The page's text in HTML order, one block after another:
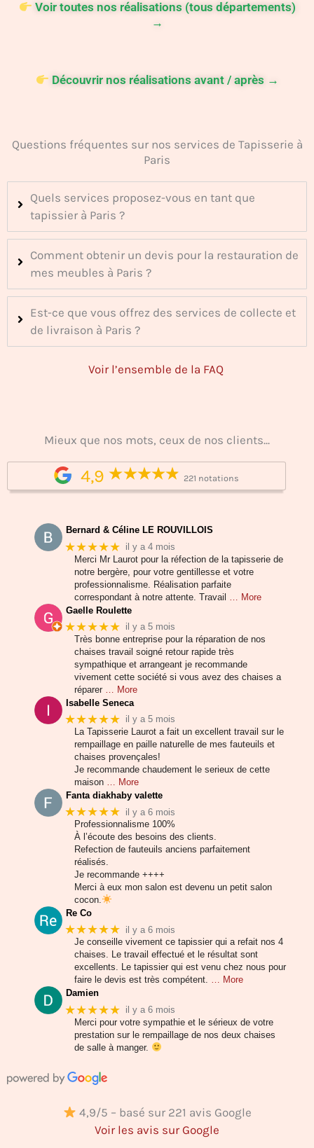
Voir toutes nos réalisations (tous départements)
→
Découvrir nos réalisations avant / après →
Questions fréquentes sur nos services de Tapisserie à
Paris
Quels services proposez-vous en tant que
tapissier à Paris ?
Comment obtenir un devis pour la restauration de
mes meubles à Paris ?
Est-ce que vous offrez des services de collecte et
de livraison à Paris ?
Voir l’ensemble de la FAQ
Mieux que nos mots, ceux de nos clients...
4,9 221 notations
Bernard & Céline LE ROUVILLOIS
★★★★★ il y a 4 mois
Merci Mr Laurot pour la réfection de la tapisserie de
notre bergère, pour votre gentillesse et votre
professionnalisme. Réalisation parfaite
correspondant à notre attente. Travail
… More
Gaelle Roulette
★★★★★ il y a 5 mois
Très bonne entreprise pour la réparation de nos
chaises travail soigné retour rapide très
sympathique et arrangeant je recommande
vivement cette société si vous avez des chaises a
réparer
… More
Isabelle Seneca
★★★★★ il y a 5 mois
La Tapisserie Laurot a fait un excellent travail sur le
rempaillage en paille naturelle de mes fauteuils et
chaises provençales!
Je recommande chaudement le serieux de cette
maison
… More
Fanta diakhaby valette
★★★★★ il y a 6 mois
Professionnalisme 100%
À l’écoute des besoins des clients.
Refection de fauteuils anciens parfaitement
réalisés.
Je recommande ++++
Merci à eux mon salon est devenu un petit salon
cocon.
Re Co
★★★★★ il y a 6 mois
Je conseille vivement ce tapissier qui a refait nos 4
chaises. Le travail effectué et le résultat sont
excellents. Le tapissier qui est venu chez nous pour
faire le devis est très compétent. … More
Damien
★★★★★ il y a 6 mois
Merci pour votre sympathie et le sérieux de votre
prestation sur le rempaillage de nos deux chaises
de salle à manger.
4,9/5 – basé sur 221 avis Google
Voir les avis sur Google